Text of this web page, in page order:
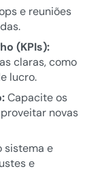
e reuniões
(KPIs):
claras, como
lucro.
Capacite os
novas
sistema e
e